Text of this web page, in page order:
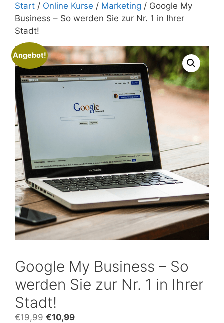
Start / Online Kurse / Marketing / Google My
Business – So werden Sie zur Nr. 1 in Ihrer
Stadt!
Angebot!
Google My Business – So
werden Sie zur Nr. 1 in Ihrer
Stadt!
€19,99 Ursprünglicher
€10,99Aktueller